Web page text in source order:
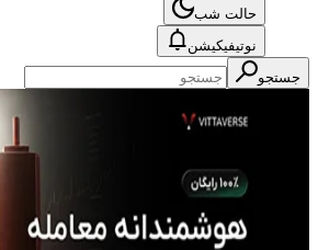
حالت شب
نوتیفیکیشن
جستجو